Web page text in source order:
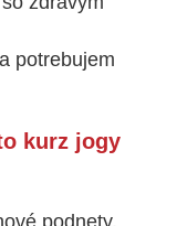
potrebujem
kurz jogy
podnety,